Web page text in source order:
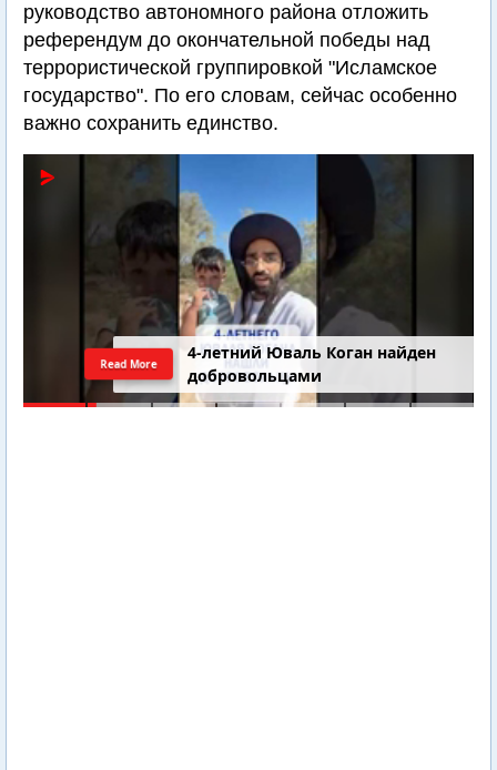
руководство автономного района отложить
референдум до окончательной победы над
террористической группировкой "Исламское
государство". По его словам, сейчас особенно
важно сохранить единство.
4-летний Юваль Коган найден
добровольцами
Read More